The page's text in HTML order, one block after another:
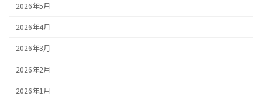
2026年5月
2026年4月
2026年3月
2026年2月
2026年1月